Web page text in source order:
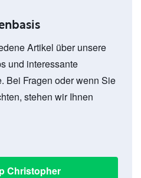
Artikel über unsere
und interessante
Bei Fragen oder wenn Sie
stehen wir Ihnen
Christopher